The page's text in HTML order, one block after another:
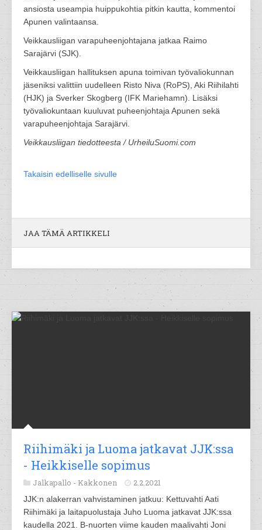
ansiosta useampia huippukohtia pitkin kautta, kommentoi
Apunen valintaansa.
Veikkausliigan varapuheenjohtajana jatkaa Raimo
Sarajärvi (SJK).
Veikkausliigan hallituksen apuna toimivan työvaliokunnan
jäseniksi valittiin uudelleen Risto Niva (RoPS), Aki Riihilahti
(HJK) ja Sverker Skogberg (IFK Mariehamn). Lisäksi
työvaliokuntaan kuuluvat puheenjohtaja Apunen sekä
varapuheenjohtaja Sarajärvi.
Veikkausliigan tiedotteesta / UrheiluSuomi.com
Takaisin edelliselle sivulle
JAA TÄMÄ ARTIKKELI
Riihimäki ja Luoma jatkavat JJK:ssa
- Heikkiselle sopimus
Jalkapallo - Kakkonen 2.2.2021
JJK:n alakerran vahvistaminen jatkuu: Kettuvahti Aati
Riihimäki ja laitapuolustaja Juho Luoma jatkavat JJK:ssa
kaudella 2021. B-nuorten viime kauden maalivahti Joni